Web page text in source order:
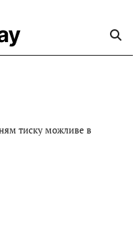
тиску можливе в